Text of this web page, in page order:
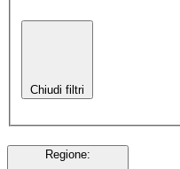
Chiudi filtri
Regione: